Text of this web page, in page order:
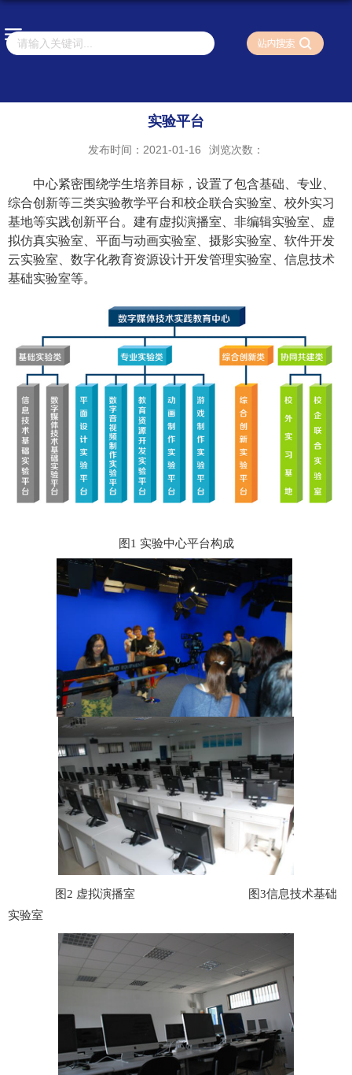
实验平台
发布时间：2021-01-16 浏览次数：
中心紧密围绕学生培养目标，设置了包含基础、专业、
综合创新等三类实验教学平台和校企联合实验室、校外实习
基地等实践创新平台。建有虚拟演播室、非编辑实验室、虚
拟仿真实验室、平面与动画实验室、摄影实验室、软件开发
云实验室、数字化教育资源设计开发管理实验室、信息技术
基础实验室等。
图 1 实验中心平台构成
图 2 虚拟演播室 图3信息技术基础
实验室